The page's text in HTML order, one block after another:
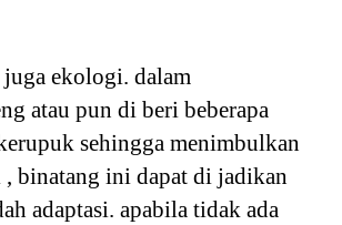
ekologi. dalam
atau pun di beri beberapa
sehingga menimbulkan
binatang ini dapat di jadikan
adaptasi. apabila tidak ada